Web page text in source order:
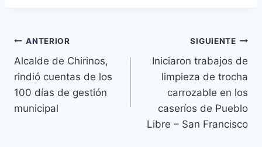
Navegación
de
entradas
ANTERIOR
Alcalde de Chirinos,
rindió cuentas de los
100 días de gestión
municipal
SIGUIENTE
Iniciaron trabajos de
limpieza de trocha
carrozable en los
caseríos de Pueblo
Libre – San Francisco